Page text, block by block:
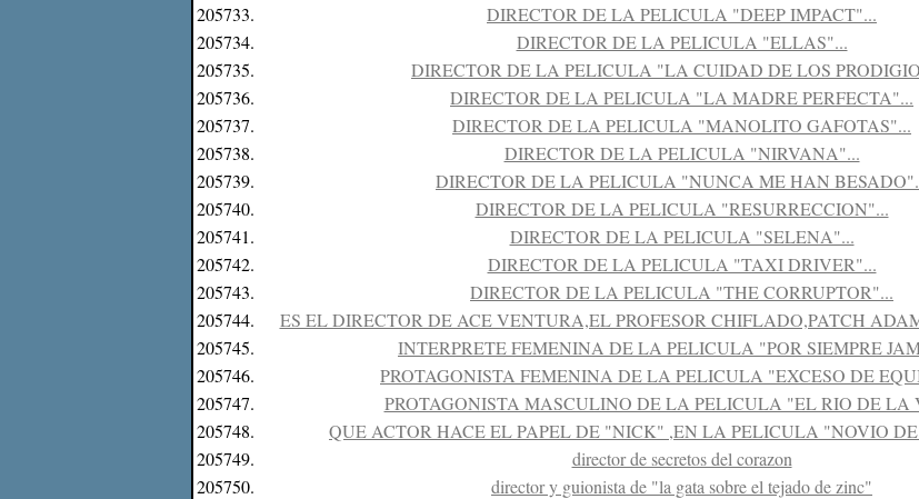
205733.
DIRECTOR DE LA PELICULA "DEEP IMPACT"...
205734.
DIRECTOR DE LA PELICULA "ELLAS"...
205735.
DIRECTOR DE LA PELICULA "LA CUIDAD DE LOS
205736.
DIRECTOR DE LA PELICULA "LA MADRE PERFECTA"...
205737.
DIRECTOR DE LA PELICULA "MANOLITO GAFOTAS"...
205738.
DIRECTOR DE LA PELICULA "NIRVANA"...
205739.
DIRECTOR DE LA PELICULA "NUNCA ME HAN
205740.
DIRECTOR DE LA PELICULA "RESURRECCION"...
205741.
DIRECTOR DE LA PELICULA "SELENA"...
205742.
DIRECTOR DE LA PELICULA "TAXI DRIVER"...
205743.
DIRECTOR DE LA PELICULA "THE CORRUPTOR"...
205744.
ES EL DIRECTOR DE ACE VENTURA,EL PROFESOR CHIFLADO,PATCH
205745.
INTERPRETE FEMENINA DE LA PELICULA "POR SIEMPRE
205746.
PROTAGONISTA FEMENINA DE LA PELICULA "EXCESO DE
205747.
PROTAGONISTA MASCULINO DE LA PELICULA "EL RIO DE LA
205748.
QUE ACTOR HACE EL PAPEL DE "NICK" ,EN LA PELICULA "NOVIO
205749.
director de secretos del corazon
205750.
director y guionista de "la gata sobre el tejado de zinc"